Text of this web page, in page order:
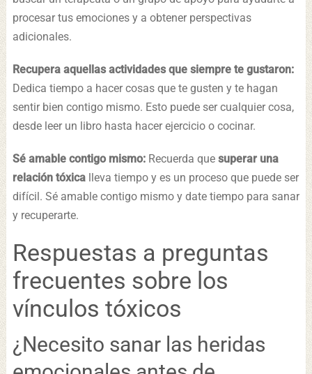
procesar tus emociones y a obtener perspectivas
adicionales.
Recupera aquellas actividades que siempre te gustaron:
Dedica tiempo a hacer cosas que te gusten y te hagan
sentir bien contigo mismo. Esto puede ser cualquier cosa,
desde leer un libro hasta hacer ejercicio o cocinar.
Sé amable contigo mismo:Recuerda que superar una
relación tóxicalleva tiempo y es un proceso que puede ser
difícil. Sé amable contigo mismo y date tiempo para sanar
y recuperarte.
Respuestas a preguntas
frecuentes sobre los
vínculos tóxicos
¿Necesito sanar las heridas